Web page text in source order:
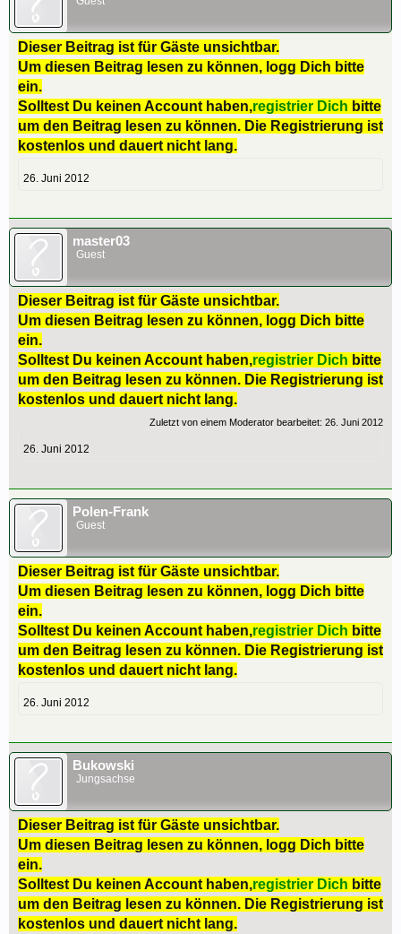
Dieser Beitrag ist für Gäste unsichtbar.
Um diesen Beitrag lesen zu können, logg Dich bitte
ein.
Solltest Du keinen Account haben,registrier Dich bitte
um den Beitrag lesen zu können. Die Registrierung ist
kostenlos und dauert nicht lang.
26. Juni 2012
master03
Guest
Dieser Beitrag ist für Gäste unsichtbar.
Um diesen Beitrag lesen zu können, logg Dich bitte
ein.
Solltest Du keinen Account haben,registrier Dich bitte
um den Beitrag lesen zu können. Die Registrierung ist
kostenlos und dauert nicht lang.
Zuletzt von einem Moderator bearbeitet: 26. Juni 2012
26. Juni 2012
Polen-Frank
Guest
Dieser Beitrag ist für Gäste unsichtbar.
Um diesen Beitrag lesen zu können, logg Dich bitte
ein.
Solltest Du keinen Account haben,registrier Dich bitte
um den Beitrag lesen zu können. Die Registrierung ist
kostenlos und dauert nicht lang.
26. Juni 2012
Bukowski
Jungsachse
Dieser Beitrag ist für Gäste unsichtbar.
Um diesen Beitrag lesen zu können, logg Dich bitte
ein.
Solltest Du keinen Account haben,registrier Dich bitte
um den Beitrag lesen zu können. Die Registrierung ist
kostenlos und dauert nicht lang.